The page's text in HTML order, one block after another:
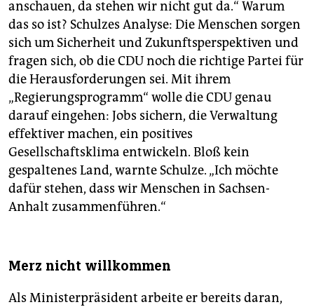
anschauen, da stehen wir nicht gut da.“ Warum
das so ist? Schulzes Analyse: Die Menschen sorgen
sich um Sicherheit und Zukunftsperspektiven und
fragen sich, ob die CDU noch die richtige Partei für
die Herausforderungen sei. Mit ihrem
„Regierungsprogramm“ wolle die CDU genau
darauf eingehen: Jobs sichern, die Verwaltung
effektiver machen, ein positives
Gesellschaftsklima entwickeln. Bloß kein
gespaltenes Land, warnte Schulze. „Ich möchte
dafür stehen, dass wir Menschen in Sachsen-
Anhalt zusammenführen.“
Merz nicht willkommen
Als Ministerpräsident arbeite er bereits daran,